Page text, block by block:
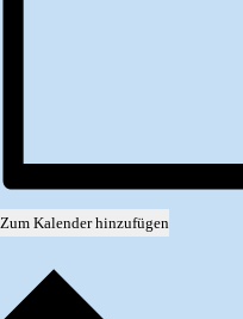
Zum Kalender hinzufügen